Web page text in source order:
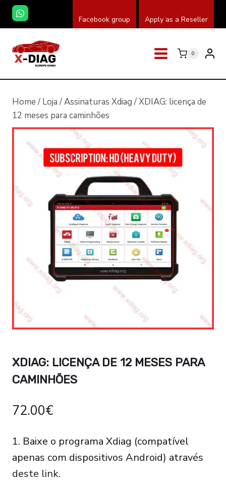
Skip
content
Facebook group Apply as a Reseller
0
Home / Loja /Assinaturas Xdiag /XDIAG: licença de
12 meses para caminhões
XDIAG: LICENÇA DE 12 MESES PARA
CAMINHÕES
72.00€
1. Baixe o programa Xdiag (compatível
apenas com dispositivos Android) através
deste link.